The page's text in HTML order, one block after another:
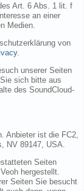
Art. 6 Abs. 1 lit. f
an einer
Medien.
von
.
unserer Seiten
sich bitte aus
des SoundCloud-
Anbieter ist die FC2,
NV 89147, USA.
Seiten
hergestellt.
Seiten Sie besucht